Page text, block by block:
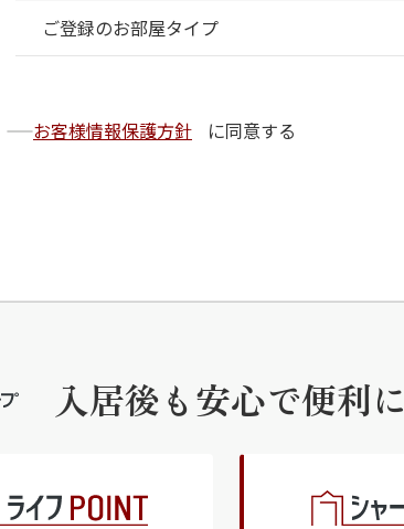
ご登録のお部屋タイプ
お客様情報保護方針 に同意する
入居後も安心で便利に